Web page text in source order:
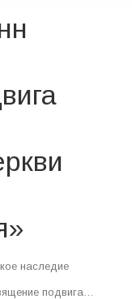
наследие
подвига…